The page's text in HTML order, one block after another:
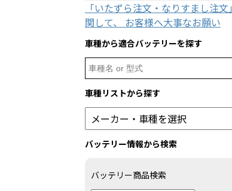
「いたずら注文・なりすまし注文
関して、 お客様へ大事なお願い
車種から適合バッテリーを探す
Search
for:
車種リストから探す
バッテリー情報から検索
バッテリー商品検索